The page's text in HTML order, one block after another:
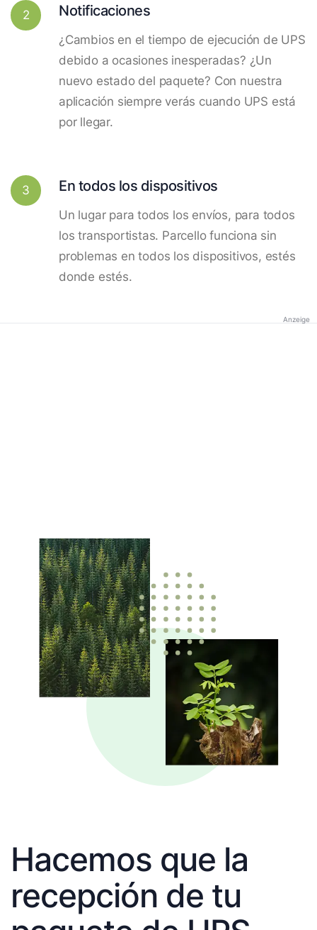
2 Notificaciones
¿Cambios en el tiempo de ejecución de UPS
debido a ocasiones inesperadas? ¿Un
nuevo estado del paquete? Con nuestra
aplicación siempre verás cuando UPS está
por llegar.
3 En todos los dispositivos
Un lugar para todos los envíos, para todos
los transportistas. Parcello funciona sin
problemas en todos los dispositivos, estés
donde estés.
Anzeige
Hacemos que la
recepción de tu